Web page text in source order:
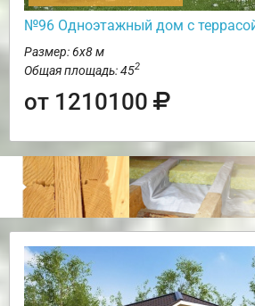
№96 Одноэтажный дом с
Размер: 6х8 м
Общая площадь: 452
от 1210100